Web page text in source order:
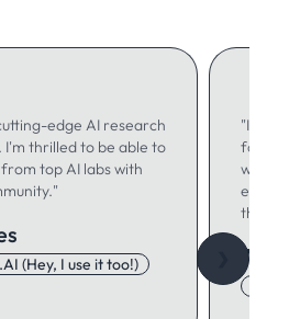
edge AI research
I'm thrilled to be able to
top AI labs with
(Hey, I use it too!)
"I use
for
writing
think."